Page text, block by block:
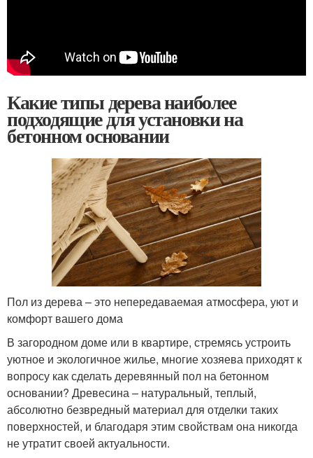
Какие типы дерева наиболее
подходящие для установки на
бетонном основании
Пол из дерева – это непередаваемая атмосфера, уют и
комфорт вашего дома
В загородном доме или в квартире, стремясь устроить
уютное и экологичное жилье, многие хозяева приходят к
вопросу как сделать деревянный пол на бетонном
основании? Древесина – натуральный, теплый,
абсолютно безвредный материал для отделки таких
поверхностей, и благодаря этим свойствам она никогда
не утратит своей актуальности.